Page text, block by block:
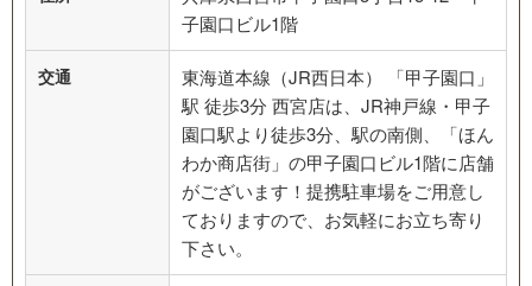
子園口ビル1階
交通
東海道本線（JR西日本） 「甲子園口」
駅 徒歩3分 西宮店は、JR神戸線・甲子
園口駅より徒歩3分、駅の南側、「ほん
わか商店街」の甲子園口ビル1階に店舗
がございます！提携駐車場をご用意し
ておりますので、お気軽にお立ち寄り
下さい。